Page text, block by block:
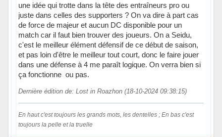
une idée qui trotte dans la tête des entraîneurs pro ou
juste dans celles des supporters ? On va dire à part cas
de force de majeur et aucun DC disponible pour un
match car il faut bien trouver des joueurs. On a Seidu,
c'est le meilleur élément défensif de ce début de saison,
et pas loin d'être le meilleur tout court, donc le faire jouer
dans une défense à 4 me paraît logique. On verra bien si
ça fonctionne ou pas.
Dernière édition de: Lost in Roazhon (18-10-2024 09:38:15)
En haut c'est toujours les grands mots, les dentelles ; En bas c'est
toujours la pelle et la truelle